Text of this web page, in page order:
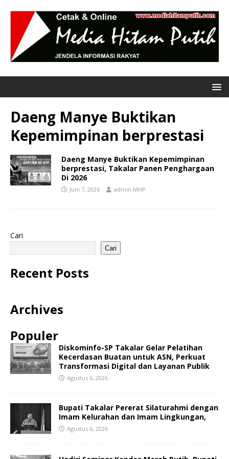
Daeng Manye Buktikan
Kepemimpinan berprestasi
Daeng Manye Buktikan Kepemimpinan
berprestasi, Takalar Panen Penghargaan
Di 2026
Juni 7, 2026 admin MHP
Cari
Cari
Recent Posts
Archives
Populer
Diskominfo-SP Takalar Gelar Pelatihan
Kecerdasan Buatan untuk ASN, Perkuat
Transformasi Digital dan Layanan Publik
Agustus 6, 2026
Bupati Takalar Pererat Silaturahmi dengan
Imam Kelurahan dan Imam Lingkungan,
Agustus 6, 2026